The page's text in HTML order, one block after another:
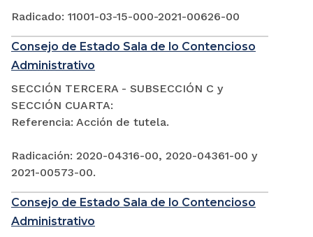
Radicado: 11001-03-15-000-2021-00626-00
Consejo de Estado Sala de lo Contencioso
Administrativo
SECCIÓN TERCERA - SUBSECCIÓN C y
SECCIÓN CUARTA:
Referencia: Acción de tutela.
Radicación: 2020-04316-00, 2020-04361-00 y
2021-00573-00.
Consejo de Estado Sala de lo Contencioso
Administrativo